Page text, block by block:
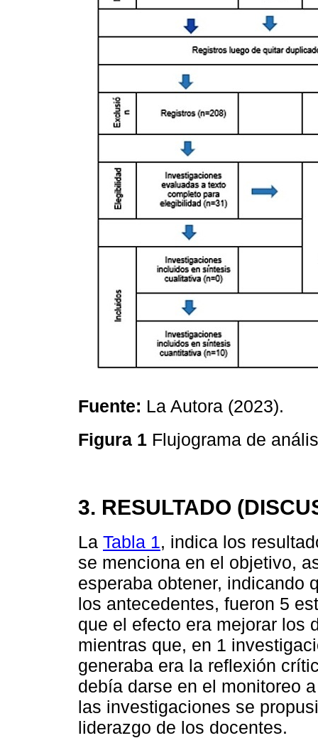
Fuente: La Autora (2023).
Figura 1 Flujograma de
3. RESULTADO
La Tabla 1, indica los
se menciona en el objetivo,
esperaba obtener, indicando
los antecedentes, fueron 5
que el efecto era mejorar los
mientras que, en 1
generaba era la reflexión
debía darse en el monitoreo
las investigaciones se
liderazgo de los docentes.